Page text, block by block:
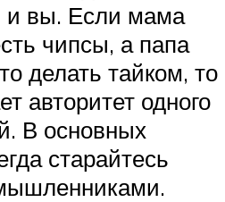
и вы. Если мама
чипсы, а папа
делать тайком, то
авторитет одного
В основных
старайтесь